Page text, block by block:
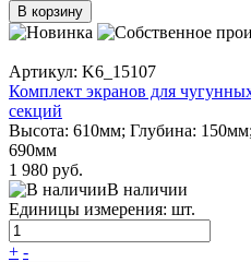
В корзину
Артикул: K6_15107
Комплект экранов для
секций
Высота: 610мм; Глубина:
690мм
1 980 руб.
В наличии
Единицы измерения: шт.
+ -